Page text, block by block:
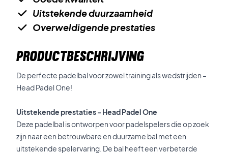
Uitstekende duurzaamheid
Overweldigende prestaties
PRODUCTBESCHRIJVING
De perfecte padelbal voor zowel training als wedstrijden –
Head Padel One!
Uitstekende prestaties - Head Padel One
Deze padelbal is ontworpen voor padelspelers die op zoek
zijn naar een betrouwbare en duurzame bal met een
uitstekende spelervaring. De bal heeft een verbeterde